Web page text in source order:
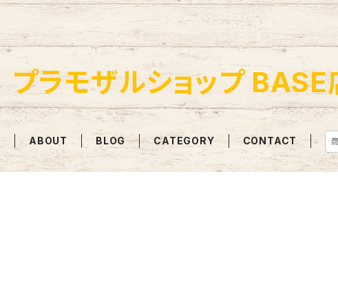
プラモザルショップ BASE
ABOUT BLOG CATEGORY CONTACT